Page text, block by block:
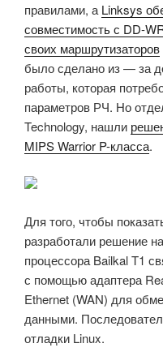
правилами, аLinksys
совместимость с DD-
своих маршрутизаторов
было сделано из — за
работы, которая
параметров РЧ. Но
Technology, нашли
MIPS Warrior P-класса.
Для того, чтобы
разработали решение
процессора Bailkal T1
с помощью адаптера
Ethernet (WAN) для
данными.
отладки Linux.